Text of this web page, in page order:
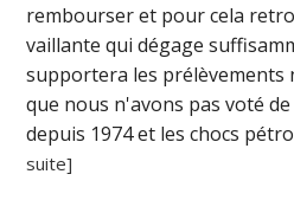
rembourser et pour cela
vaillante qui dégage
supportera les prélèvements
que nous n'avons pas voté
depuis 1974 et les chocs
suite]